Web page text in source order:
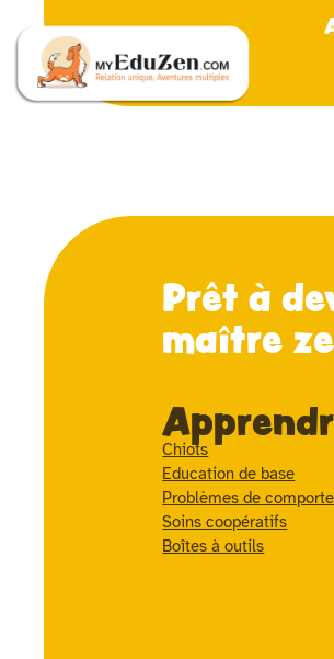
Prêt à
maître
Chiots
Education de base
Problèmes de
Soins coopératifs
Boîtes à outils